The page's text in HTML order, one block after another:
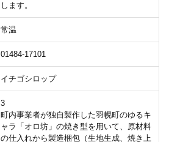
します。
常温
01484-17101
イチゴシロップ
3
町内事業者が独自製作した羽幌町のゆるキ
ャラ「オロ坊」の焼き型を用いて、原材料
の仕入れから製造梱包（生地生成、焼き上